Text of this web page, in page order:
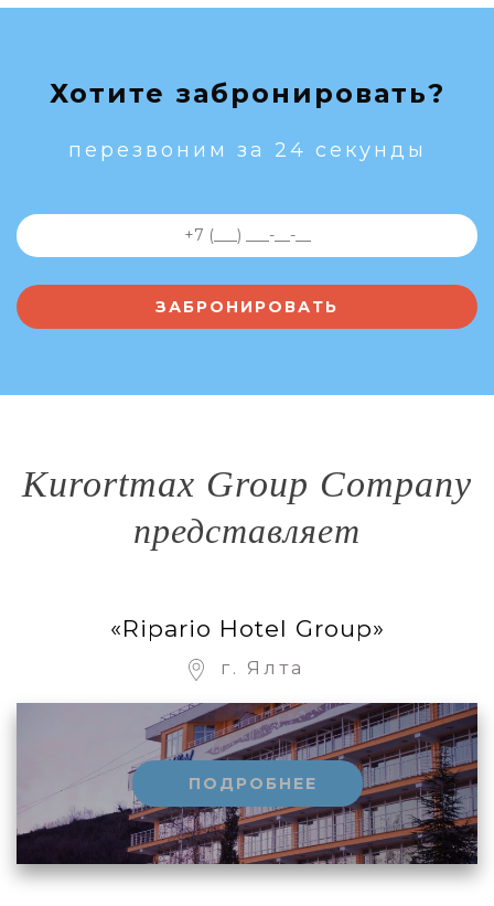
Хотите забронировать?
перезвоним за 24 секунды
Kurortmax Group Company
представляет
«Ripario Hotel Group»
г. Ялта
ПОДРОБНЕЕ